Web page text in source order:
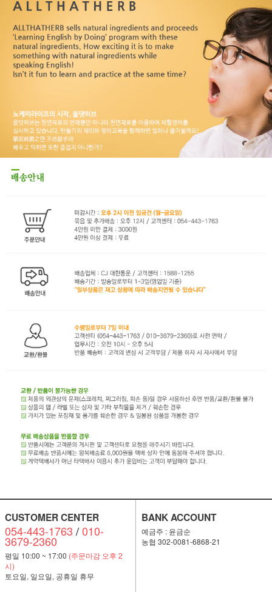
CUSTOMER CENTER
054-443-1763 /010-
3679-2360
평일 10:00 ~ 17:00 (주문마감 오후 2
시)
토요일, 일요일, 공휴일 휴무
BANK ACCOUNT
예금주 : 윤금순
농협 302-0081-6868-21